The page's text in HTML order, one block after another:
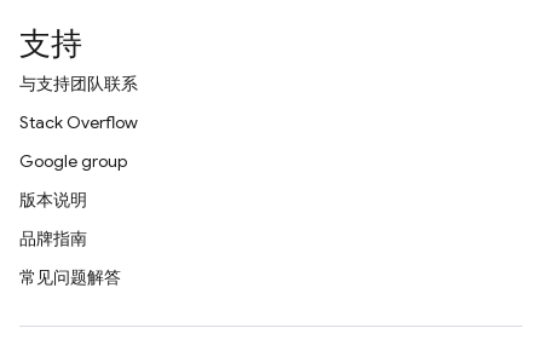
支持
与支持团队联系
Stack Overflow
Google group
版本说明
品牌指南
常见问题解答